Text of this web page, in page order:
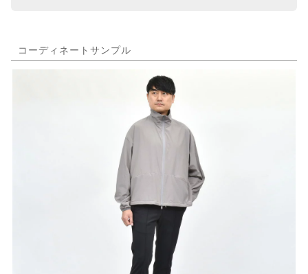
コーディネートサンプル